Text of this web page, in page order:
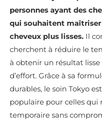
personnes ayant des
qui souhaitent
cheveux plus lisses. Il
cherchent à réduire le
à obtenir un résultat
d’effort. Grâce à sa
durables, le soin Tokyo
populaire pour celles qui
temporaire sans